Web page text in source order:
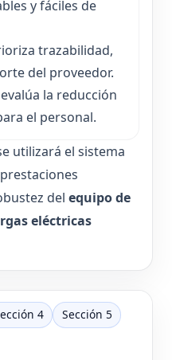
y fáciles de
trazabilidad,
del proveedor.
la reducción
el personal.
utilizará el sistema
del equipo de
eléctricas
4
Sección 5